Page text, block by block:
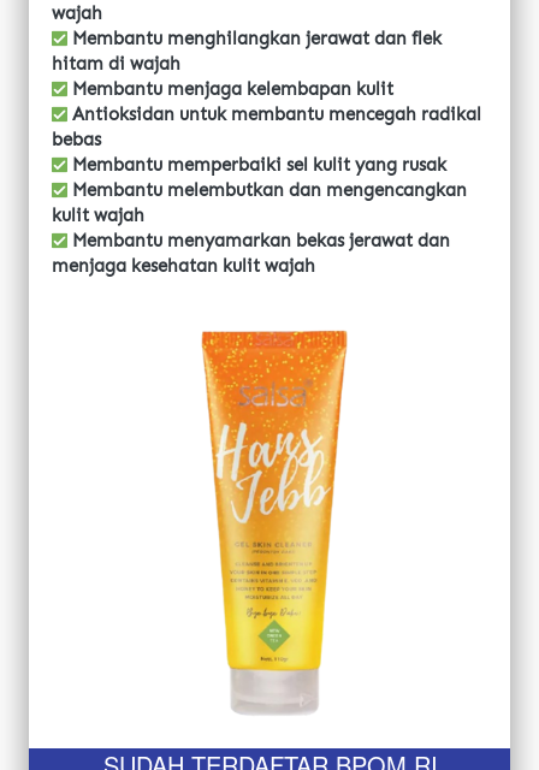
wajah
Membantu menghilangkan jerawat dan flek
hitam di wajah
Membantu menjaga kelembapan kulit
Antioksidan untuk membantu mencegah radikal
bebas
Membantu memperbaiki sel kulit yang rusak
Membantu melembutkan dan mengencangkan
kulit wajah
Membantu menyamarkan bekas jerawat dan
menjaga kesehatan kulit wajah